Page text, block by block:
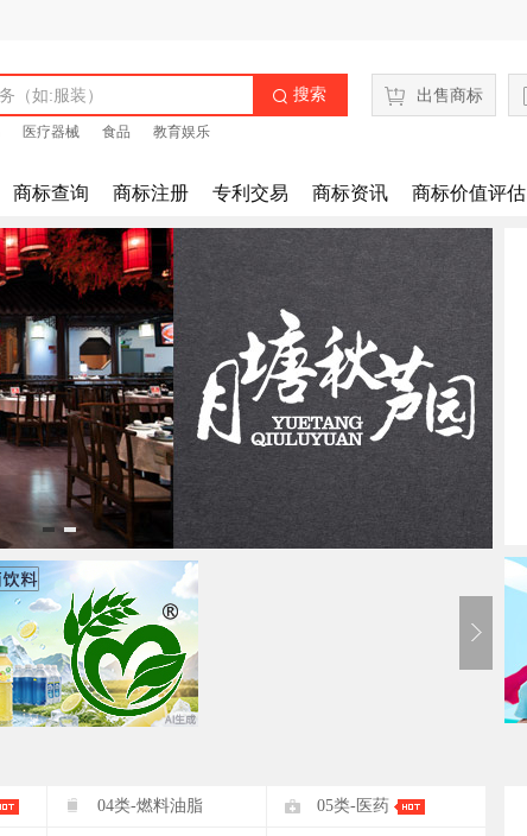
 搜索
医疗器械 食品 教育娱乐
出售商标
商标查询 商标注册 专利交易 商标资讯 商标价值评估
$ 04类-燃料油脂 % 05类-医药